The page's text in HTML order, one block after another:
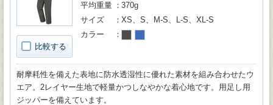
比較する
平均重量
370g
サイズ
XS、S、M-S、L-S、XL-S
カラー
耐摩耗性を備えた表地に防水透湿性に優れた素材を組み合わせたウ
エア。2レイヤー生地で軽量かつしなやかな着心地です。用足し用
ジッパーを備えています。